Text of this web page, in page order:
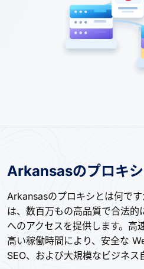
Arkansasのプロキ
Arkansasのプロキシとは何で
は、数百万もの高品質で合法
へのアクセスを提供します。高
高い稼働時間により、安全な
SEO、および大規模なビジネス